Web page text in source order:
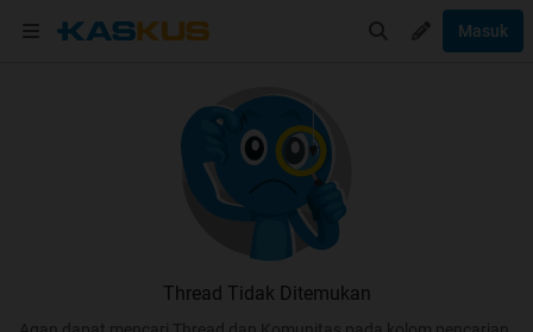
Masuk
Thread Tidak Ditemukan